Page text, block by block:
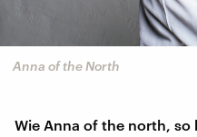
Anna of the North
Wie Anna of the north, so